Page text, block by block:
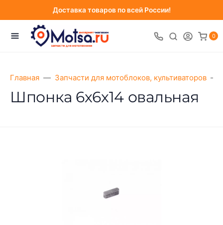
Доставка товаров по всей России!
0
Главная Запчасти для мотоблоков, культиваторов
Шпонка 6х6х14 овальная